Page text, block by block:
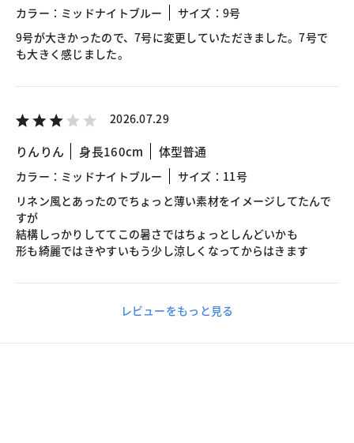
カラー：ミッドナイトブルー
サイズ：9号
9号が大きかったので、7号に変更していただきました。7号で
も大きく感じました。
2026.07.29
りんりん 身長160cm 体型普通
カラー：ミッドナイトブルー
サイズ：11号
リネン風とあったのでちょっと薄い素材をイメージしてたんで
すが
結構しっかりしててこの暑さではちょっとしんどいかも
形も綺麗ではきやすいもう少し涼しくなってからはきます
レビューをもっと見る